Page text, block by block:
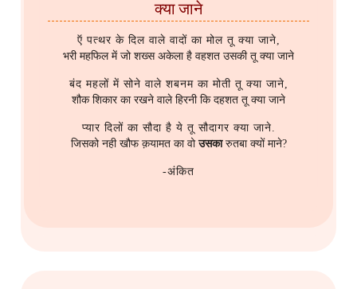
क्या जाने
ऍ पत्थर के दिल वाले वादों का मोल तू क्या जाने,
भरी महफिल में जो शख्स अकेला है वहशत उसकी तू क्या जाने
बंद महलों में सोने वाले शबनम का मोती तू क्या जाने,
शौक शिकार का रखने वाले हिरनी कि दहशत तू क्या जाने
प्यार दिलों का सौदा है ये तू सौदागर क्या जाने.
जिसको नही खौफ क़यामत का वोउसकारुतबा क्यों माने?
-अंकित